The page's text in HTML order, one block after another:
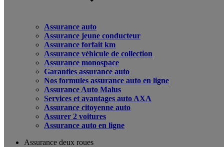
Assurance auto
Assurance jeune conducteur
Assurance forfait km
Assurance véhicule de collection
Assurance monospace
Garanties assurance auto
Nos formules assurance auto en ligne
Assurance Auto Malus
Services et avantages auto AXA
Assurance citoyenne auto
Assurer 2 voitures
Assurance auto en ligne
Assurance deux roues